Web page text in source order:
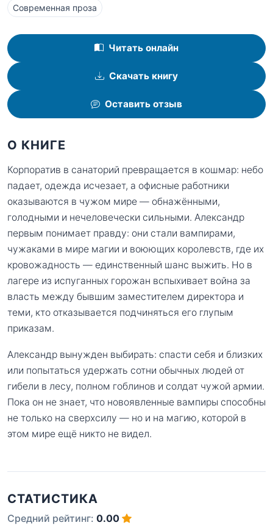
Современная проза
Читать онлайн
Скачать книгу
Оставить отзыв
О КНИГЕ
Корпоратив в санаторий превращается в кошмар: небо
падает, одежда исчезает, а офисные работники
оказываются в чужом мире — обнажёнными,
голодными и нечеловечески сильными. Александр
первым понимает правду: они стали вампирами,
чужаками в мире магии и воюющих королевств, где их
кровожадность — единственный шанс выжить. Но в
лагере из испуганных горожан вспыхивает война за
власть между бывшим заместителем директора и
теми, кто отказывается подчиняться его глупым
приказам.
Александр вынужден выбирать: спасти себя и близких
или попытаться удержать сотни обычных людей от
гибели в лесу, полном гоблинов и солдат чужой армии.
Пока он не знает, что новоявленные вампиры способны
не только на сверхсилу — но и на магию, которой в
этом мире ещё никто не видел.
СТАТИСТИКА
Средний рейтинг: 0.00